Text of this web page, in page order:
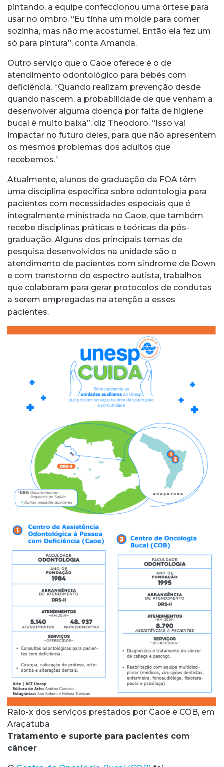
pintando, a equipe confeccionou uma órtese para
usar no ombro. “Eu tinha um molde para comer
sozinha, mas não me acostumei. Então ela fez um
só para pintura”, conta Amanda.
Outro serviço que o Caoe oferece é o de
atendimento odontológico para bebês com
deficiência. “Quando realizam prevenção desde
quando nascem, a probabilidade de que venham a
desenvolver alguma doença por falta de higiene
bucal é muito baixa”, diz Theodoro. “Isso vai
impactar no futuro deles, para que não apresentem
os mesmos problemas dos adultos que
recebemos.”
Atualmente, alunos de graduação da FOA têm
uma disciplina específica sobre odontologia para
pacientes com necessidades especiais que é
integralmente ministrada no Caoe, que também
recebe disciplinas práticas e teóricas da pós-
graduação. Alguns dos principais temas de
pesquisa desenvolvidos na unidade são o
atendimento de pacientes com síndrome de Down
e com transtorno do espectro autista, trabalhos
que colaboram para gerar protocolos de condutas
a serem empregadas na atenção a esses
pacientes.
Raio-x dos serviços prestados por Caoe e COB, em
Araçatuba
Tratamento e suporte para pacientes com
câncer